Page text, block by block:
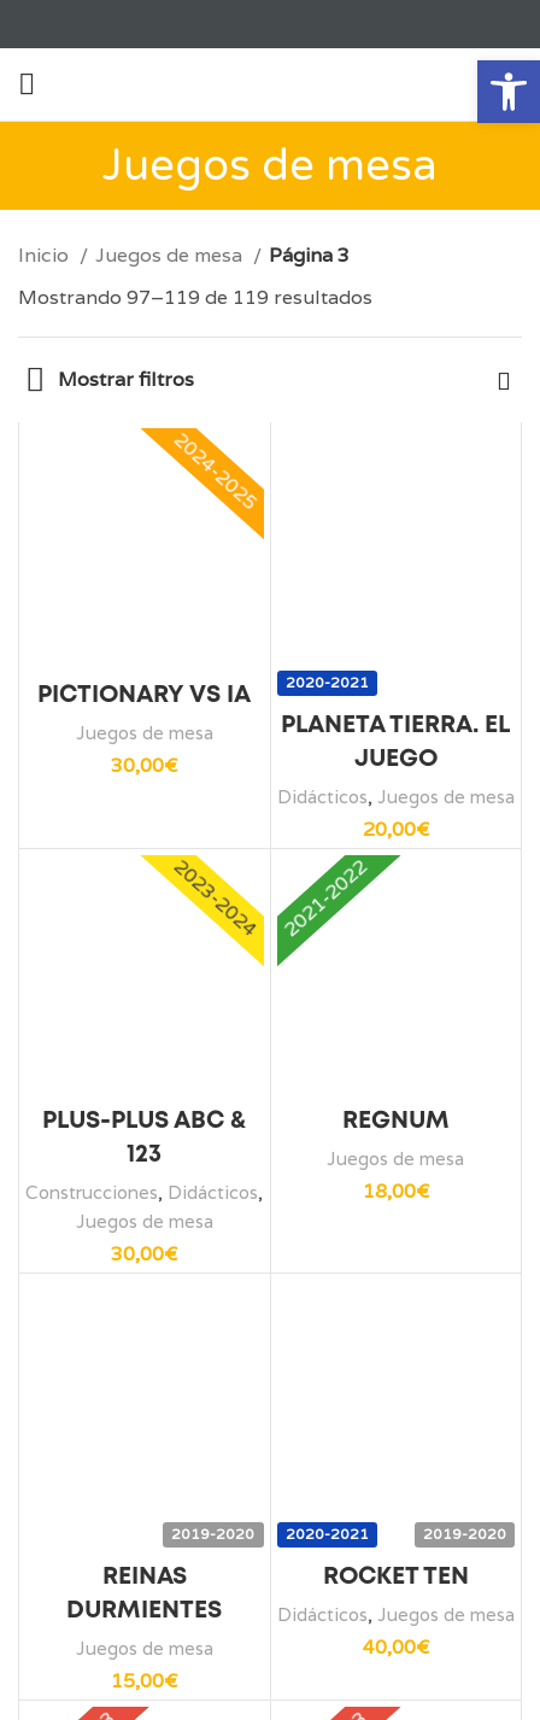
Juegos de mesa
Inicio Juegos de mesa
Página 3
Mostrando 97–119 de 119 resultados
Mostrar filtros
2024-2025
PICTIONARY VS IA
Juegos de mesa
30,00€
2020-2021
PLANETA TIERRA. EL
JUEGO
Didácticos, Juegos de mesa
20,00€
2023-2024
PLUS-PLUS ABC &
123
Construcciones, Didácticos,
Juegos de mesa
30,00€
2021-2022
REGNUM
Juegos de mesa
18,00€
2019-2020
REINAS
DURMIENTES
Juegos de mesa
15,00€
2019-2020
2020-2021
ROCKET TEN
Didácticos, Juegos de mesa
40,00€